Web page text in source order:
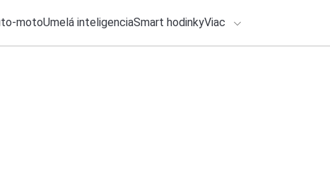
motoUmelá inteligenciaSmart hodinkyViac